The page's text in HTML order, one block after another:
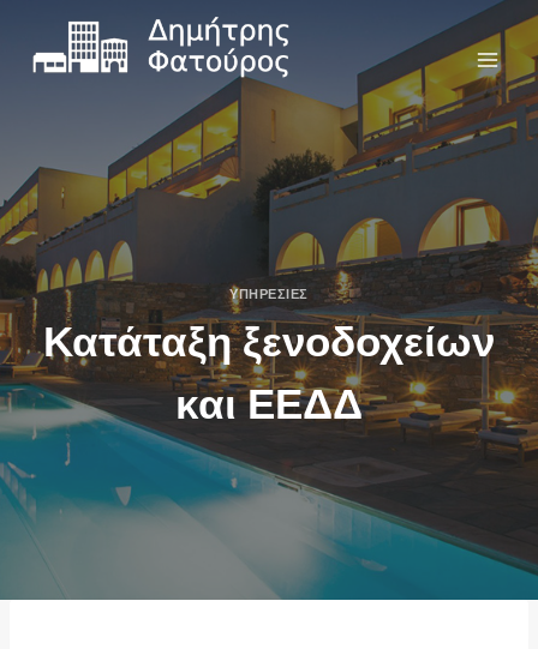
ΥΠΗΡΕΣΊΕΣ
Κατάταξη ξενοδοχείων
και ΕΕΔΔ